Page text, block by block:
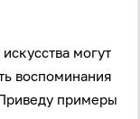
могут
воспоминания
примеры